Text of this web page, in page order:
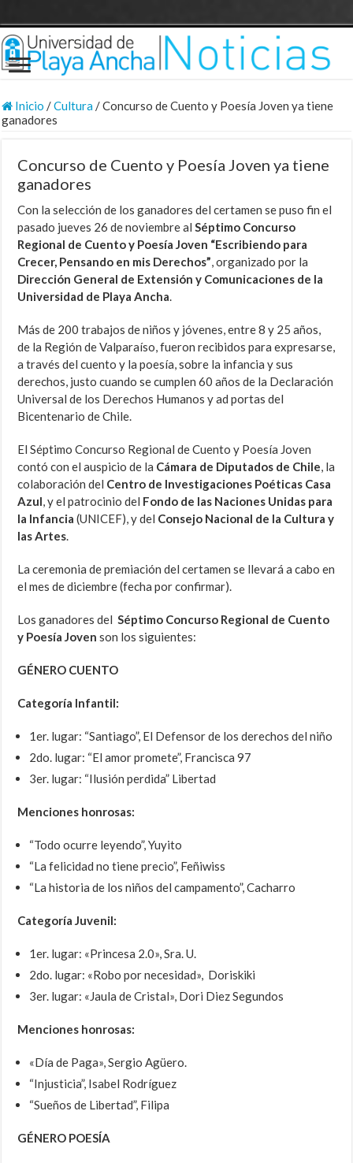
Inicio /Cultura/Concurso de Cuento y Poesía Joven ya tiene
ganadores
Concurso de Cuento y Poesía Joven ya tiene
ganadores
Con la selección de los ganadores del certamen se puso fin el
pasado jueves 26 de noviembre alSéptimo Concurso
Regional de Cuento y Poesía Joven “Escribiendo para
Crecer, Pensando en mis Derechos”, organizado por la
Dirección General de Extensión y Comunicaciones de la
Universidad de Playa Ancha.
Más de 200 trabajos de niños y jóvenes, entre 8 y 25 años,
de la Región de Valparaíso, fueron recibidos para expresarse,
a través del cuento y la poesía, sobre la infancia y sus
derechos, justo cuando se cumplen 60 años de la Declaración
Universal de los Derechos Humanos y ad portas del
Bicentenario de Chile.
El Séptimo Concurso Regional de Cuento y Poesía Joven
contó con el auspicio de la Cámara de Diputados de Chile, la
colaboración del Centro de Investigaciones Poéticas Casa
Azul, y el patrocinio del Fondo de las Naciones Unidas para
la Infancia (UNICEF), y del Consejo Nacional de la Cultura y
las Artes.
La ceremonia de premiación del certamen se llevará a cabo en
el mes de diciembre (fecha por confirmar).
Los ganadores delSéptimo Concurso Regional de Cuento
y Poesía Joven son los siguientes:
GÉNERO CUENTO
Categoría Infantil:
1er. lugar: “Santiago”, El Defensor de los derechos del niño
2do. lugar: “El amor promete”, Francisca 97
3er. lugar: “Ilusión perdida” Libertad
Menciones honrosas:
“Todo ocurre leyendo”, Yuyito
“La felicidad no tiene precio”, Feñiwiss
“La historia de los niños del campamento”, Cacharro
Categoría Juvenil:
1er. lugar: «Princesa 2.0», Sra. U.
2do. lugar: «Robo por necesidad», Doriskiki
3er. lugar: «Jaula de Cristal», Dori Diez Segundos
Menciones honrosas:
«Día de Paga», Sergio Agüero.
“Injusticia”, Isabel Rodríguez
“Sueños de Libertad”, Filipa
GÉNERO POESÍA